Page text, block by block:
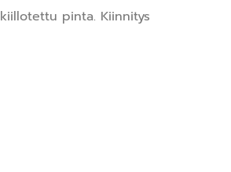
pinta. Kiinnitys